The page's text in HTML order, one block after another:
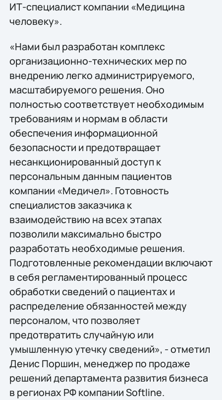
ИТ-специалист компании «Медицина
человеку».
«Нами был разработан комплекс
организационно-технических мер по
внедрению легко администрируемого,
масштабируемого решения. Оно
полностью соответствует необходимым
требованиям и нормам в области
обеспечения информационной
безопасности и предотвращает
несанкционированный доступ к
персональным данным пациентов
компании «Медичел». Готовность
специалистов заказчика к
взаимодействию на всех этапах
позволили максимально быстро
разработать необходимые решения.
Подготовленные рекомендации включают
в себя регламентированный процесс
обработки сведений о пациентах и
распределение обязанностей между
персоналом, что позволяет
предотвратить случайную или
умышленную утечку сведений», - отметил
Денис Поршин, менеджер по продаже
решений департамента развития бизнеса
в регионах РФ компании Softline.